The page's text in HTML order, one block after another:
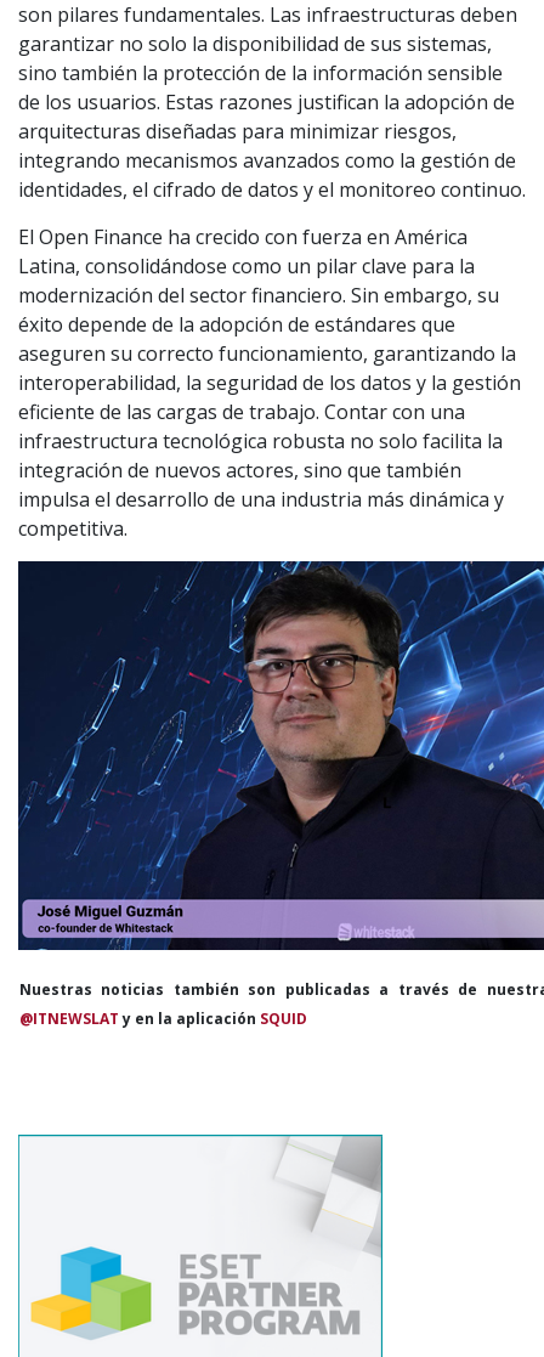
son pilares fundamentales. Las infraestructuras deben
garantizar no solo la disponibilidad de sus sistemas,
sino también la protección de la información sensible
de los usuarios. Estas razones justifican la adopción de
arquitecturas diseñadas para minimizar riesgos,
integrando mecanismos avanzados como la gestión de
identidades, el cifrado de datos y el monitoreo continuo.
El Open Finance ha crecido con fuerza en América
Latina, consolidándose como un pilar clave para la
modernización del sector financiero. Sin embargo, su
éxito depende de la adopción de estándares que
aseguren su correcto funcionamiento, garantizando la
interoperabilidad, la seguridad de los datos y la gestión
eficiente de las cargas de trabajo. Contar con una
infraestructura tecnológica robusta no solo facilita la
integración de nuevos actores, sino que también
impulsa el desarrollo de una industria más dinámica y
competitiva.
Nuestras noticias también son publicadas a través de
@ITNEWSLATy en la aplicación SQUID